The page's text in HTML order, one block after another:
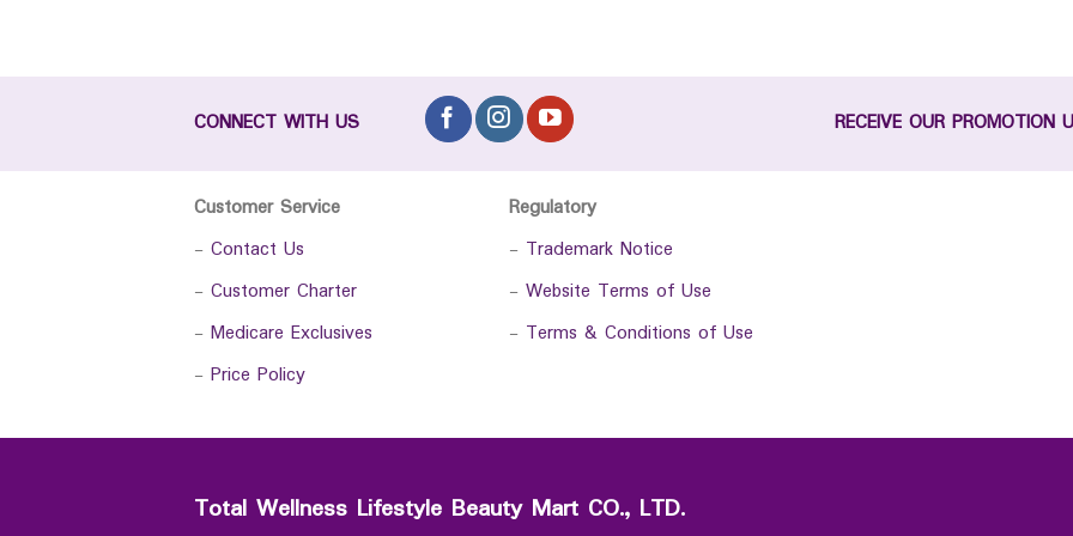
CONNECT WITH US RECEIVE OUR PROMOTION
Customer Service
- Contact Us
- Customer Charter
- Medicare Exclusives
- Price Policy
Regulatory
- Trademark Notice
- Website Terms of Use
- Terms & Conditions of Use
Total Wellness Lifestyle Beauty Mart CO., LTD.